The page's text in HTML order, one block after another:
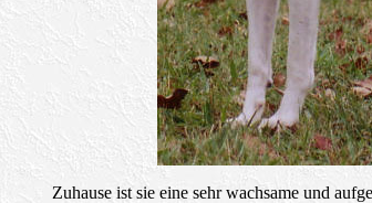
Zuhause ist sie eine sehr wachsame und